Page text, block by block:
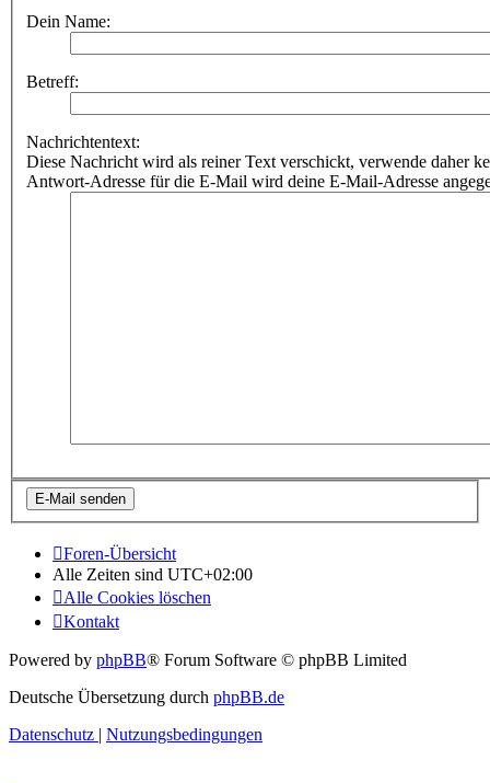
Dein Name:
Betreff:
Nachrichtentext:
Diese Nachricht wird als reiner Text verschickt, verwende daher
Antwort-Adresse für die E-Mail wird deine E-Mail-Adresse
Foren-Übersicht
Alle Zeiten sind UTC+02:00
Alle Cookies löschen
Kontakt
Powered by phpBB® Forum Software © phpBB Limited
Deutsche Übersetzung durch phpBB.de
Datenschutz
Nutzungsbedingungen